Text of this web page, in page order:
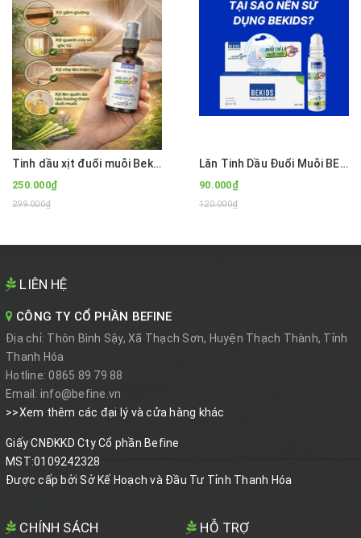
Tinh dầu xịt đuổi muỗi Bekids 50ml- Lưu hương bền lâu tới 6h
250.000₫
299.000₫
Lăn Tinh Dầu Đuổi Muỗi BEKIDS 10ML Lưu Hương Thơm Tới 10 Tiếng - Xua Muỗi, Kiến, Côn trùng
90.000₫
120.000₫
LIÊN HỆ
CÔNG TY CỔ PHẦN BEFINE
Địa chỉ: Thôn Bình Sậy, Xã Thạch Sơn, Huyện Thạch Thành, Tỉnh
Thanh Hóa
Hotline: 0865 89 79 88
Email: info@befine.vn
>>Xem thêm các đại lý và cửa hàng khác
Giấy CNĐKKD Cty Cổ phần Befine
MST:0109242328
Được cấp bởi Sở Kế Hoạch và Đầu Tư Tỉnh Thanh Hóa
CHÍNH SÁCH HỖ TRỢ